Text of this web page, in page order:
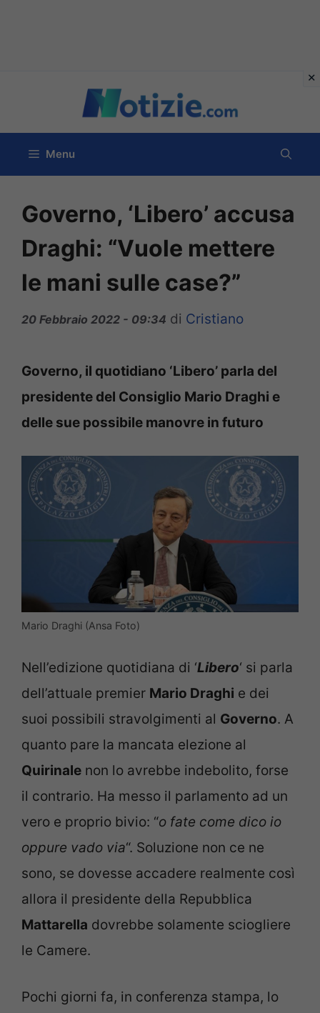
contenuto
Menu
Governo, ‘Libero’ accusa
Draghi: “Vuole mettere
le mani sulle case?”
20 Febbraio 2022 - 09:34 di Cristiano
Governo, il quotidiano ‘Libero’ parla del
presidente del Consiglio Mario Draghi e
delle sue possibile manovre in futuro
Mario Draghi (Ansa Foto)
Nell’edizione quotidiana di ‘Libero‘ si parla
dell’attuale premier Mario Draghi e dei
suoi possibili stravolgimenti al Governo. A
quanto pare la mancata elezione al
Quirinale non lo avrebbe indebolito, forse
il contrario. Ha messo il parlamento ad un
vero e proprio bivio: “o fate come dico io
oppure vado via“. Soluzione non ce ne
sono, se dovesse accadere realmente così
allora il presidente della Repubblica
Mattarella dovrebbe solamente sciogliere
le Camere.
Pochi giorni fa, in conferenza stampa, lo